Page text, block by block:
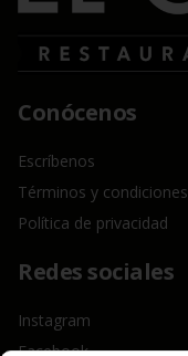
Conócenos
Escríbenos
Términos y condiciones
Política de privacidad
Redes sociales
Instagram
Facebook